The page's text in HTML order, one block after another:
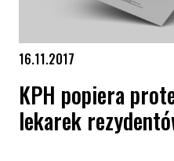
16.11.2017
KPH popiera
lekarek